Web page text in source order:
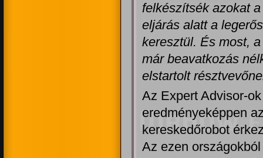
felkészítsék azokat
eljárás alatt a
keresztül. És most,
már beavatkozás
elstartolt
Az Expert Advisor-
eredményeképpen
kereskedőrobot
Az ezen